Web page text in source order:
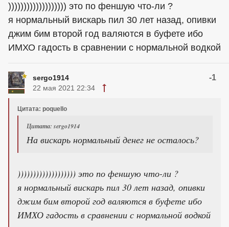
))))))))))))))))))) это по феншую что-ли ?
я нормальный вискарь пил 30 лет назад, опивки
джим бим второй год валяются в буфете ибо
ИМХО гадость в сравнении с нормальной водкой
sergo1914 -1
22 мая 2021 22:34
Цитата: poquello
Цитата: sergo1914
На вискарь нормальный денег не осталось?
))))))))))))))))))) это по феншую что-ли ?
я нормальный вискарь пил 30 лет назад, опивки
джим бим второй год валяются в буфете ибо
ИМХО гадость в сравнении с нормальной водкой